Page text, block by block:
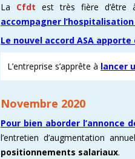
La Cfdt est très fière d’être
accompagner
Le nouvel accord ASA
L’entreprise s’apprête à lancer
Novembre 2020
Pour bien aborder l’annonce
l’entretien d’augmentation
positionnements salariaux.